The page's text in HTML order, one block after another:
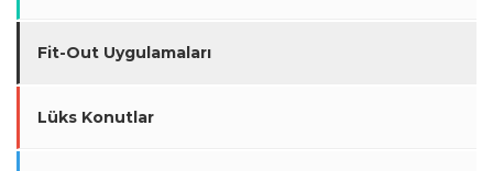
Fit-Out Uygulamaları
Lüks Konutlar